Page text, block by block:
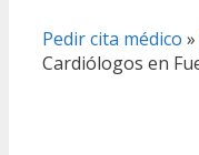
Pedir cita médico »
Cardiólogos en